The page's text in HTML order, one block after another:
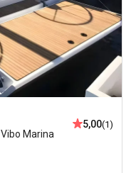
Vibo Marina
5,00(1)